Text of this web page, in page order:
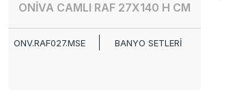
ONİVA CAMLI RAF 27X140 H CM
ONV.RAF027.MSE BANYO SETLERİ